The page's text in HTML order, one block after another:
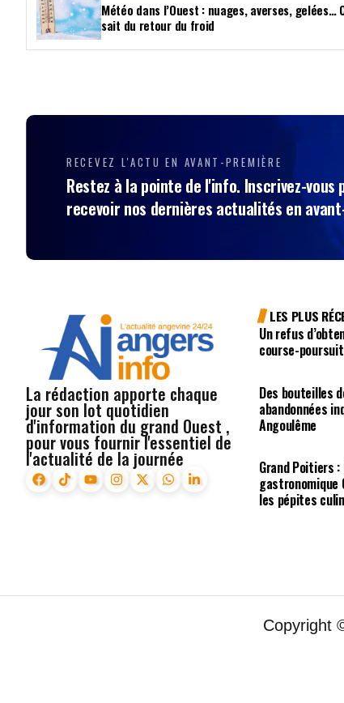
Météo dans l’Ouest : nuages, averses, gelées…
sait du retour du froid
RECEVEZ L'ACTU EN AVANT-PREMIÈRE
Restez à la pointe de l'info. Inscrivez-vous
recevoir nos dernières actualités en
La rédaction apporte chaque
jour son lot quotidien
d'information du grand Ouest ,
pour vous fournir l'essentiel de
l'actualité de la journée
LES PLUS
Un refus
course-
Des bouteilles
abandonnées
Angoulême
Grand Poitiers
gastronomique
les pépites
Copyright